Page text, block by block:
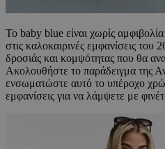
Το baby blue είναι χωρίς
στις καλοκαιρινές εμφανίσεις
δροσιάς και κομψότητας που θα
Ακολουθήστε το παράδειγμα της
ενσωματώστε αυτό το υπέροχο
εμφανίσεις για να λάμψετε με